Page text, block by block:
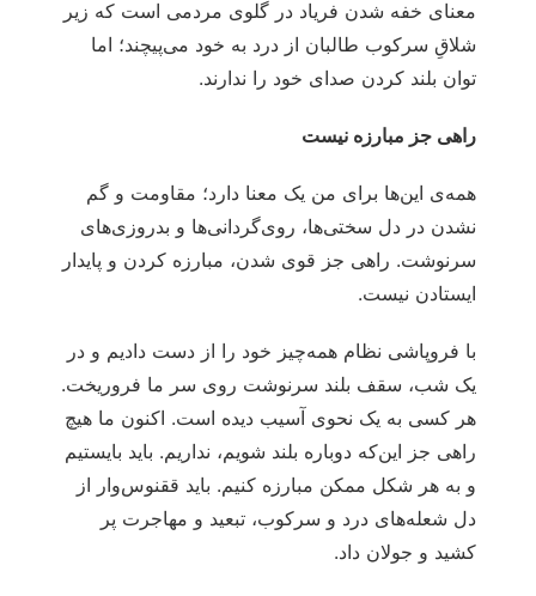
معنای خفه شدن فریاد در گلوی مردمی است که زیر
شلاقِ سرکوب طالبان از درد به خود می‌پیچند؛ اما
توان بلند کردن صدای خود را ندارند.
راهی جز مبارزه نیست
همه‌ی این‌ها برای من یک معنا دارد؛ مقاومت و گم
نشدن در دل سختی‌ها، روی‌گردانی‌ها و بدروزی‌های
سرنوشت. راهی جز قوی‌ شدن، مبارزه کردن و پایدار
ایستادن نیست.
با فروپاشی نظام همه‌چیز خود را از دست دادیم و در
یک شب، سقف بلند سرنوشت روی سر ما فروریخت.
هر کسی به یک نحوی آسیب دیده‌ است. اکنون ما هیچ
راهی جز این‌که دوباره بلند شویم، نداریم. باید بایستیم
و به هر شکل ممکن مبارزه کنیم. باید ققنوس‌‌وار از
دل شعله‌های درد و سرکوب، تبعید و مهاجرت پر
کشید و جولان داد.